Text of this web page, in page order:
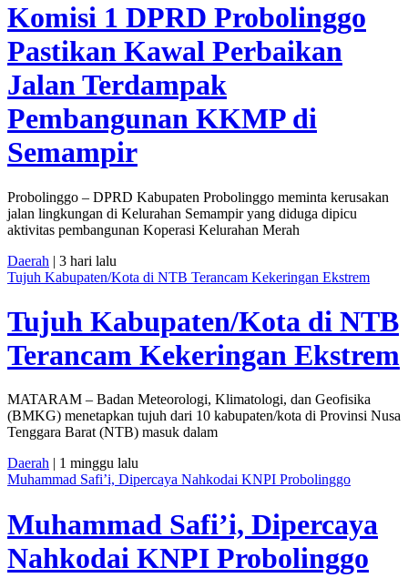
Komisi 1 DPRD Probolinggo
Pastikan Kawal Perbaikan
Jalan Terdampak
Pembangunan KKMP di
Semampir
Probolinggo – DPRD Kabupaten Probolinggo meminta kerusakan
jalan lingkungan di Kelurahan Semampir yang diduga dipicu
aktivitas pembangunan Koperasi Kelurahan Merah
Daerah | 3 hari lalu
Tujuh Kabupaten/Kota di NTB Terancam Kekeringan Ekstrem
Tujuh Kabupaten/Kota di NTB
Terancam Kekeringan Ekstrem
MATARAM – Badan Meteorologi, Klimatologi, dan Geofisika
(BMKG) menetapkan tujuh dari 10 kabupaten/kota di Provinsi Nusa
Tenggara Barat (NTB) masuk dalam
Daerah | 1 minggu lalu
Muhammad Safi’i, Dipercaya Nahkodai KNPI Probolinggo
Muhammad Safi’i, Dipercaya
Nahkodai KNPI Probolinggo